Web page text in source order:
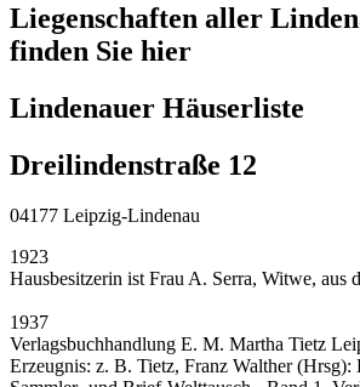
Liegenschaften aller
finden Sie hier
Lindenauer Häuserliste
Dreilindenstraße 12
04177 Leipzig-Lindenau
1923
Hausbesitzerin ist Frau A. Serra, Witwe, aus
1937
Verlagsbuchhandlung E. M. Martha Tietz
Erzeugnis: z. B. Tietz, Franz Walther (Hrsg):